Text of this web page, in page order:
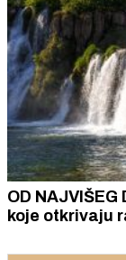
OD
koje otkrivaju